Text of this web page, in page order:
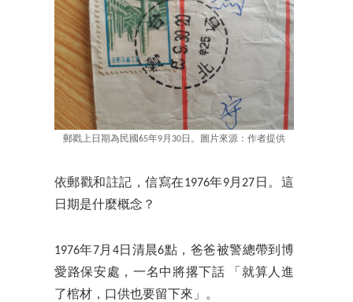
郵戳上日期為民國65年9月30日。圖片來源：作者提供
依郵戳和註記，信寫在1976年9月27日。這
日期是什麼概念？
1976年7月4日清晨6點，爸爸被警總帶到博
愛路保安處，一名中將撂下話 「就算人進
了棺材，口供也要留下來」。